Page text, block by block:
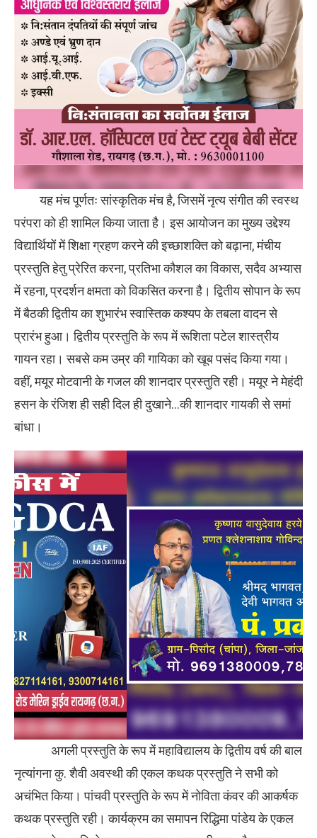
यह मंच पूर्णतः सांस्कृतिक मंच है, जिसमें नृत्य संगीत की स्वस्थ
परंपरा को ही शामिल किया जाता है। इस आयोजन का मुख्य उद्देश्य
विद्यार्थियों में शिक्षा ग्रहण करने की इच्छाशक्ति को बढ़ाना, मंचीय
प्रस्तुति हेतु प्रेरित करना, प्रतिभा कौशल का विकास, सदैव अभ्यास
में रहना, प्रदर्शन क्षमता को विकसित करना है। द्वितीय सोपान के रूप
में बैठकी द्वितीय का शुभारंभ स्वास्तिक कश्यप के तबला वादन से
प्रारंभ हुआ। द्वितीय प्रस्तुति के रूप में रूशिता पटेल शास्त्रीय
गायन रहा। सबसे कम उम्र की गायिका को खूब पसंद किया गया।
वहीं, मयूर मोटवानी के गजल की शानदार प्रस्तुति रही। मयूर ने मेहंदी
हसन के रंजिश ही सही दिल ही दुखाने…की शानदार गायकी से समां
बांधा।
अगली प्रस्तुति के रूप में महाविद्यालय के द्वितीय वर्ष की बाल
नृत्यांगना कु. शैवी अवस्थी की एकल कथक प्रस्तुति ने सभी को
अचंभित किया। पांचवी प्रस्तुति के रूप में नोविता कंवर की आकर्षक
कथक प्रस्तुति रही। कार्यक्रम का समापन रिद्धिमा पांडेय के एकल